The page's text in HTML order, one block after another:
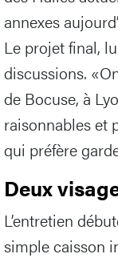
annexes
Le projet final,
discussions.
de Bocuse, à
raisonnables et
qui préfère
Deux
L’entretien
simple caisson